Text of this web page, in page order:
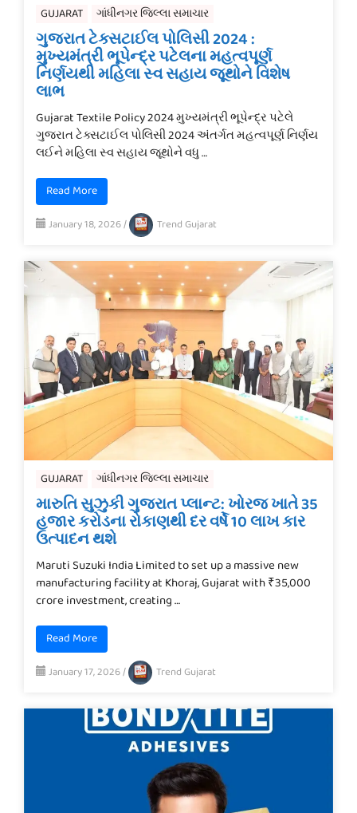
GUJARAT ગાંધીનગર જિલ્લા સમાચાર
ગુજરાત ટેક્સટાઈલ પોલિસી 2024 :
મુખ્યમંત્રી ભૂપેન્દ્ર પટેલના મહત્વપૂર્ણ
નિર્ણયથી મહિલા સ્વ સહાય જૂથોને વિશેષ
લાભ
Gujarat Textile Policy 2024 મુખ્યમંત્રી ભૂપેન્દ્ર પટેલે
ગુજરાત ટેક્સટાઈલ પોલિસી 2024 અંતર્ગત મહત્વપૂર્ણ નિર્ણય
લઈને મહિલા સ્વ સહાય જૂથોને વધુ …
Read More
January 18, 2026/ Trend Gujarat
GUJARAT ગાંધીનગર જિલ્લા સમાચાર
મારુતિ સુઝુકી ગુજરાત પ્લાન્ટ: ખોરજ ખાતે 35
હજાર કરોડના રોકાણથી દર વર્ષે 10 લાખ કાર
ઉત્પાદન થશે
Maruti Suzuki India Limited to set up a massive new
manufacturing facility at Khoraj, Gujarat with ₹35,000
crore investment, creating …
Read More
January 17, 2026/ Trend Gujarat